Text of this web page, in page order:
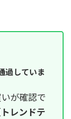
過していま
が確認で
レンドテ